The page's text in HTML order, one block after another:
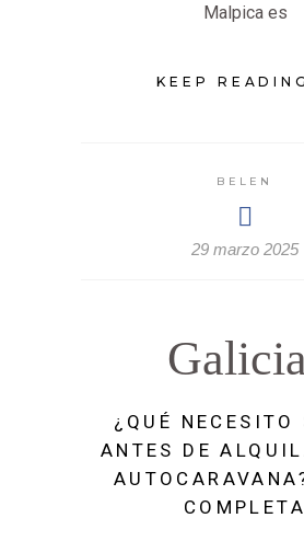
Malpica es
KEEP
BELEN
29 marzo 2025
¿QUÉ NECESITO
ANTES DE
COMPLETA